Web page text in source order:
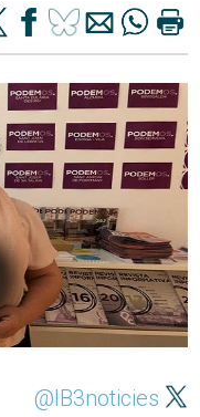
@IB3noticies